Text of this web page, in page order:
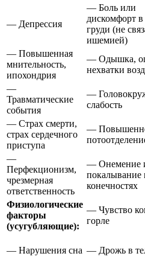
— Депрессия
— Боль или
дискомфорт в
груди (не
ишемией)
— Повышенная
мнительность,
ипохондрия
— Одышка,
нехватки
—
Травматические
события
—
слабость
— Страх смерти,
страх сердечного
приступа
—
—
Перфекционизм,
чрезмерная
ответственность
— Онемение
покалывание
конечностях
Физиологические
факторы
(усугубляющие):
— Чувство
горле
— Нарушения сна — Дрожь в